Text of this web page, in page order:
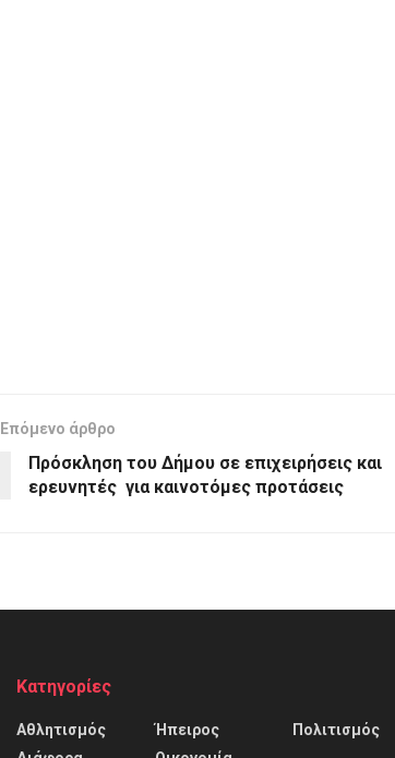
Επόμενο άρθρο
Πρόσκληση του Δήμου σε επιχειρήσεις και
ερευνητές για καινοτόμες προτάσεις
Κατηγορίες
Αθλητισμός
Ήπειρος
Πολιτισμός